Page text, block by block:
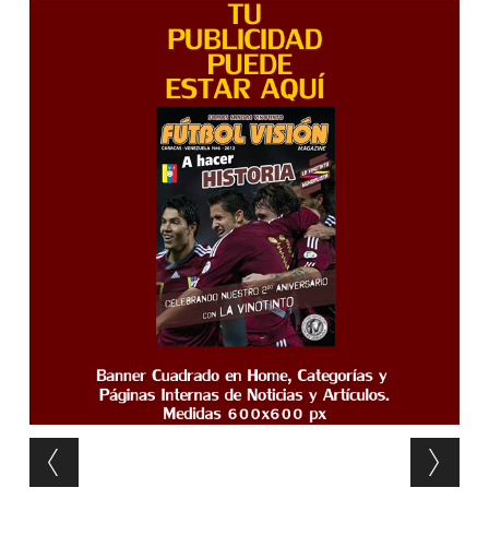
Post navigation